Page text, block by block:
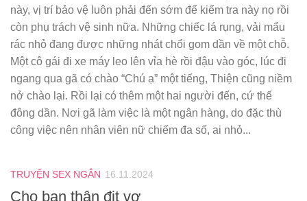
này, vị trí bảo vệ luôn phải đến sớm để kiểm tra này nọ rồi
còn phụ trách vệ sinh nữa. Những chiếc lá rụng, vải mẩu
rác nhỏ đang được những nhát chổi gom dần về một chỗ.
Một cô gái đi xe máy leo lên vỉa hè rồi đậu vào góc, lúc đi
ngang qua gã có chào “Chú ạ” một tiếng, Thiện cũng niềm
nở chào lại. Rồi lại có thêm một hai người đến, cứ thế
đông dần. Nơi gã làm việc là một ngân hàng, do đặc thù
công việc nên nhân viên nữ chiếm đa số, ai nhỏ...
TRUYỆN SEX NGẮN 16.11.2024
Cho bạn thân địt vợ